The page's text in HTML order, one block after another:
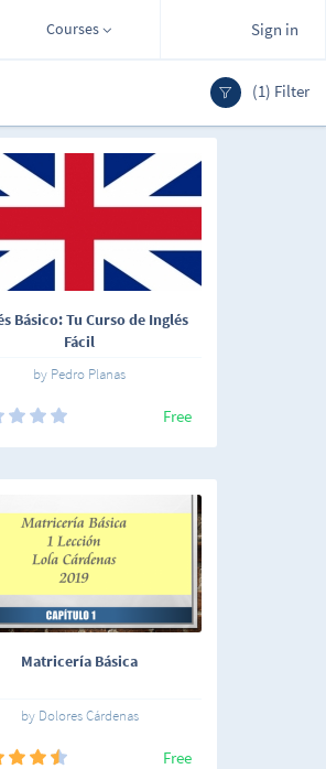
Courses Sign in
(1) Filter
Básico: Tu Curso de Inglés
Fácil
by Pedro Planas
Free
Matricería Básica
by Dolores Cárdenas
Free